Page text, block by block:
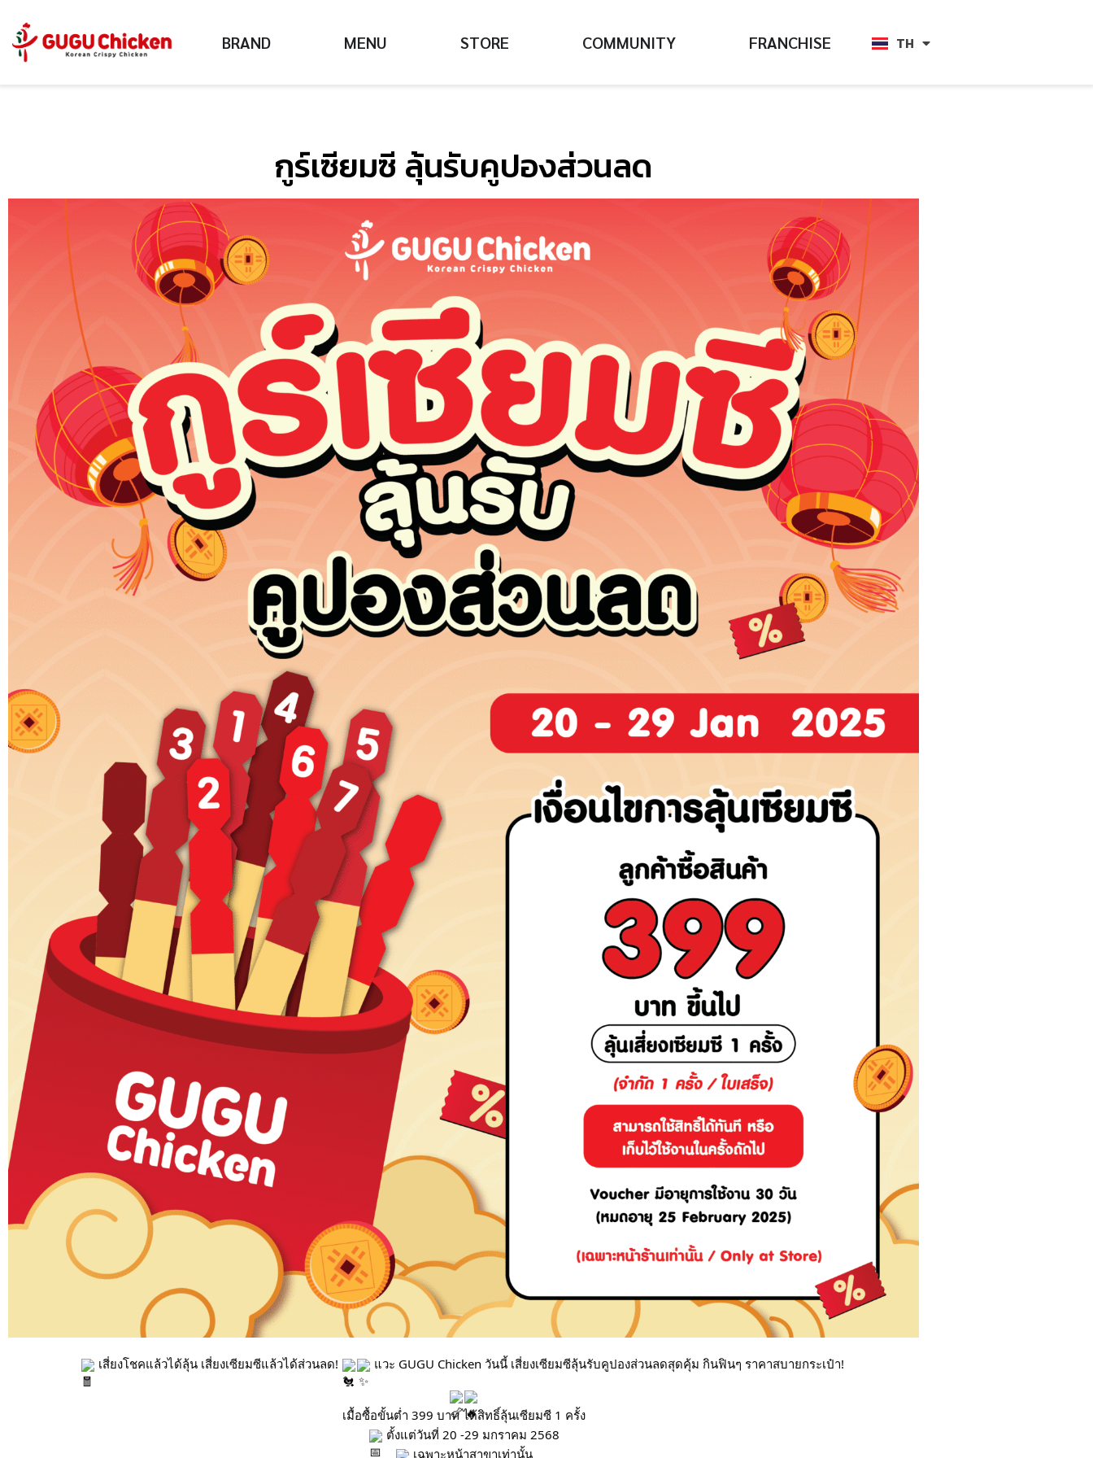
BRAND MENU STORE COMMUNITY FRANCHISE TH
EN
กูร์เซียมซี ลุ้นรับคูปองส่วนลด
เสี่ยงโชคแล้วได้ลุ้น เสี่ยงเซียมซีแล้วได้ส่วนลด! แวะ GUGU Chicken วันนี้ เสี่ยงเซียมซีลุ้นรับคูปองส่วนลดสุดคุ้ม กินฟินๆ ราคาสบายกระเป๋า!
เมื้อซื้อขั้นต่ำ 399 บาท ได้สิทธิ์ลุ้นเซียมซี 1 ครั้ง
ตั้งแต่วันที่ 20 -29 มกราคม 2568
เฉพาะหน้าสาขาเท่านั้น